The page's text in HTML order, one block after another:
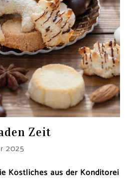
Zeit
2025
Köstliches aus der Konditorei